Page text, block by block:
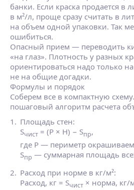
банки. Если краска продается в
в м²/л, проще сразу считать в
на объем одной упаковки. Так
ошибиться.
Опасный прием — переводить
«на глаз». Плотность у разных
ориентироваться надо только
не на общие догадки.
Формулы и порядок
Соберем все в компактную
пошаговый алгоритм расчета
Площадь стен:
Sчист = (P × H) − Sпр,
где P — периметр
Sпр — суммарная площадь
Расход при норме в кг/м²:
Расход, кг = Sчист × норма, кг/